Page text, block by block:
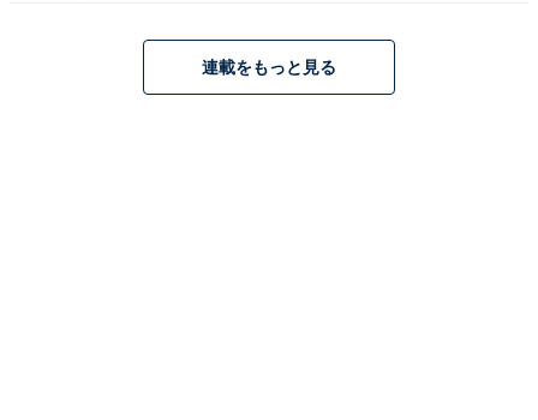
連載をもっと見る